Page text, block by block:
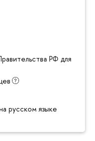
РФ для
русском языке